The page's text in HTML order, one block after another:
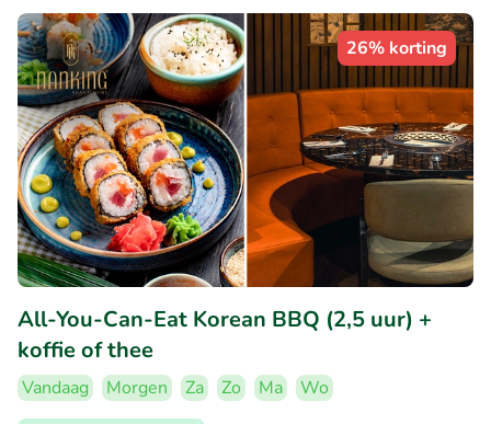
26% korting
All-You-Can-Eat Korean BBQ (2,5 uur) +
koffie of thee
Vandaag Morgen Za Zo Ma
Wo